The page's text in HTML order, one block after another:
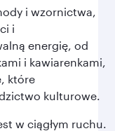
i wzornictwa,
i
energię, od
i kawiarenkami,
które
kulturowe.
w ciągłym ruchu.